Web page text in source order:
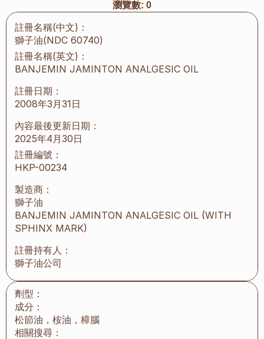
瀏覽數: 0
註冊名稱(中文)：
獅子油(NDC 60740)
註冊名稱(英文)：
BANJEMIN JAMINTON ANALGESIC OIL
註冊日期：
2008年3月31日
內容最後更新日期：
2025年4月30日
註冊編號：
HKP-00234
製造商：
獅子油
BANJEMIN JAMINTON ANALGESIC OIL (WITH
SPHINX MARK)
註冊持有人：
獅子油公司
劑型：
成分：
松節油，桉油，樟腦
相關搜尋：